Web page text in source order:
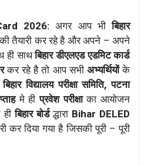
2026:अगर आप भीबिहार
तैयारी कर रहे है और अपने – अपने
ही साथबिहार डीएलएड एडमिट कार्ड
कर रहे है तो आप सभी अभ्यर्थियोंके
विद्यालय परीक्षा समिति, पटना
मे ही प्रवेश परीक्षाका आयोजन
बिहार बोर्डद्धारा Bihar DELED
कर दिया गया है जिसकी पूरी – पूरी